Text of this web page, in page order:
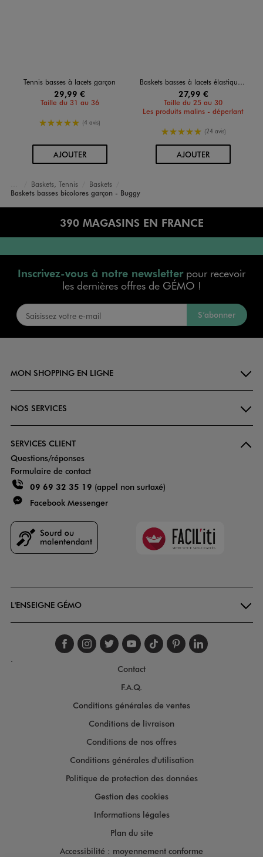
Tennis basses à lacets garçon
29,99 €
Taille du 31 au 36
5/5 de moyenne
(4 avis)
AJOUTERAU PANIER
Baskets basses à lacets élastiques et scratch garçon
27,99 €
Taille du 25 au 30
Les produits malins - déperlant
5/5 de moyenne
(24 avis)
AJOUTERAU PANIER
Accueil
Garçon
Chaussures
Baskets, Tennis
Baskets
Baskets basses bicolores garçon - Buggy
390 MAGASINS EN FRANCE
Inscrivez-vous à notre newsletterpour recevoir
les dernières offres de GÉMO !
S’abonner
MON SHOPPING EN LIGNE
NOS SERVICES
SERVICES CLIENT
Questions/réponses
Formulaire de contact
09 69 32 35 19 (appel non surtaxé)
Facebook Messenger
Faciliti
L'ENSEIGNE GÉMO
Suivez-nous sur
Suivez-nous sur
Suivez-nous sur
Suivez-nous
Suivez-nous
Suivez-
.
Contact
F.A.Q.
Conditions générales de ventes
Conditions de livraison
Conditions de nos offres
Conditions générales d'utilisation
Politique de protection des données
Gestion des cookies
Informations légales
Plan du site
Accessibilité : moyennement conforme